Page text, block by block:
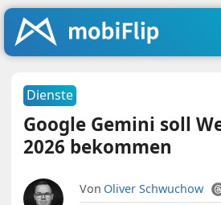
Dienste
Google Gemini soll
2026 bekommen
Von Oliver Schwuchow